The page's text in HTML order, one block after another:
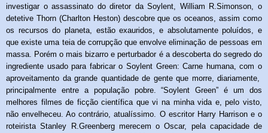
investigar o assassinato do diretor da Soylent, William R.Simonson, o
detetive Thorn (Charlton Heston) descobre que os oceanos, assim como
os recursos do planeta, estão exauridos, e absolutamente poluídos, e
que existe uma teia de corrupção que envolve eliminação de pessoas em
massa. Porém o mais bizarro e perturbador é a descoberta do segredo do
ingrediente usado para fabricar o Soylent Green: Carne humana, com o
aproveitamento da grande quantidade de gente que morre, diariamente,
principalmente entre a população pobre. “Soylent Green” é um dos
melhores filmes de ficção científica que vi na minha vida e, pelo visto,
não envelheceu. Ao contrário, atualíssimo. O escritor Harry Harrison e o
roteirista Stanley R.Greenberg merecem o Oscar, pela capacidade de